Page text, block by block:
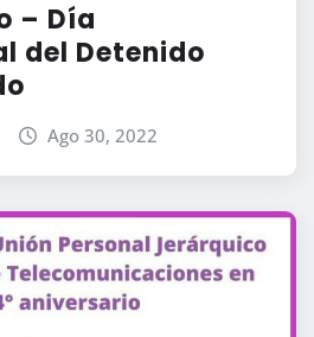
– Día
del Detenido
Ago 30, 2022